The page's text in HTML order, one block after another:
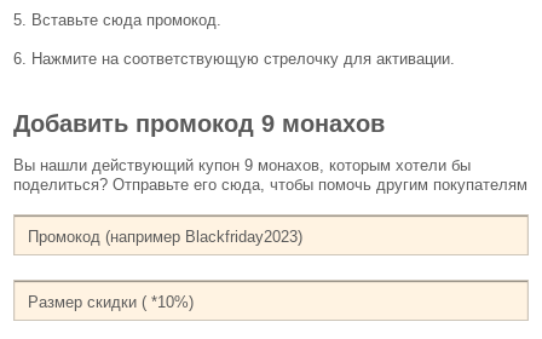
5. Вставьте сюда промокод.
6. Нажмите на соответствующую стрелочку для активации.
Добавить промокод 9 монахов
Вы нашли действующий купон 9 монахов, которым хотели бы
поделиться? Отправьте его сюда, чтобы помочь другим покупателям